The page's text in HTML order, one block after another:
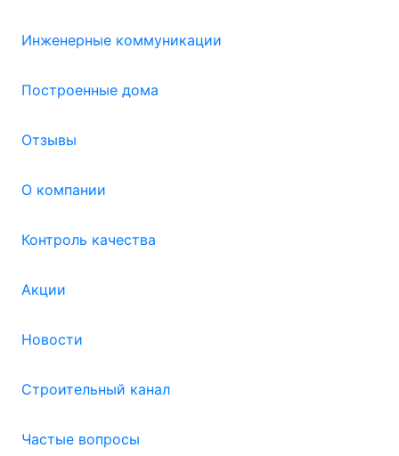
Инженерные коммуникации
Построенные дома
Отзывы
О компании
Контроль качества
Акции
Новости
Строительный канал
Частые вопросы